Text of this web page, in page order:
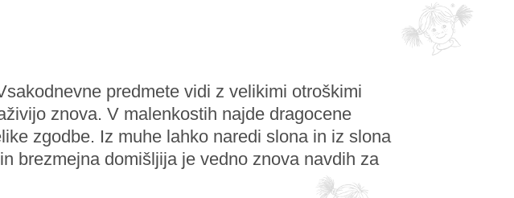
predmete vidi z velikimi otroškimi
znova. V malenkostih najde dragocene
zgodbe. Iz muhe lahko naredi slona in iz slona
brezmejna domišljija je vedno znova navdih za